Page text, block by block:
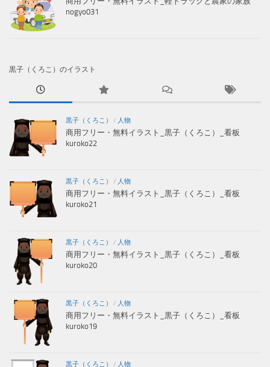
nogyo031
黒子（くろこ）のイラスト
黒子（くろこ） / 人物
商用フリー・無料イラスト_黒子（くろこ）_看板
kuroko22
黒子（くろこ） / 人物
商用フリー・無料イラスト_黒子（くろこ）_看板
kuroko21
黒子（くろこ） / 人物
商用フリー・無料イラスト_黒子（くろこ）_看板
kuroko20
黒子（くろこ） / 人物
商用フリー・無料イラスト_黒子（くろこ）_看板
kuroko19
黒子（くろこ） / 人物